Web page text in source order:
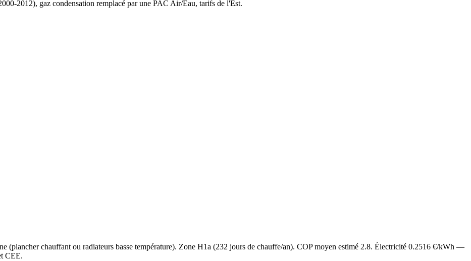
2012), gaz condensation remplacé par une PAC Air/Eau, tarifs de l'Est.
(plancher chauffant ou radiateurs basse température). Zone H1a (232 jours de chauffe/an). COP moyen estimé 2.8. Électricité 0.2516 €/kWh —
CEE.